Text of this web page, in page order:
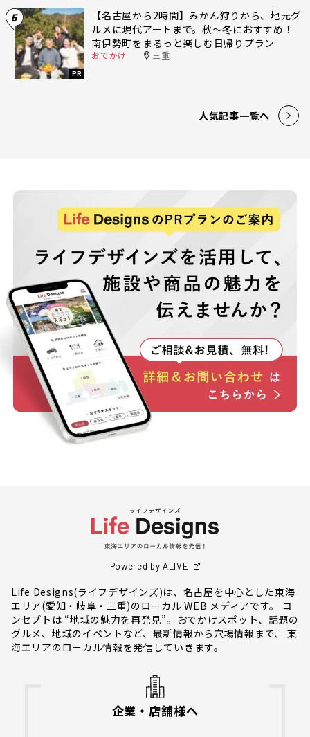
5
PR
【名古屋から2時間】みかん狩りから、地元グ
ルメに現代アートまで。秋〜冬におすすめ！
南伊勢町をまるっと楽しむ日帰りプラン
おでかけ 三重
人気記事一覧へ
Powered by ALIVE
Life Designs(ライフデザインズ)は、名古屋を中心とした東海
エリア(愛知・岐阜・三重)のローカル WEB メディアです。 コ
ンセプトは “地域の魅力を再発見”。おでかけスポット、話題の
グルメ、地域のイベントなど、最新情報から穴場情報まで、 東
海エリアのローカル情報を発信していきます。
企業・店舗様へ